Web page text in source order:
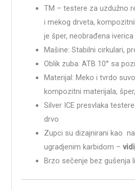
TM – testere za uzdužno
i mekog drveta,
je šper, neobrađena iverica
Mašine: Stabilni cirkulari,
Oblik zuba: ATB 10° sa
Materijal: Meko i tvrdo
kompozitni materijala,
Silver ICE presvlaka
drvo
Zupci su dizajnirani kao
ugradjenim karbidom –
Brzo sečenje bez gušenja